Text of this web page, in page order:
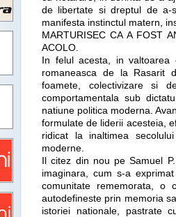
de libertate si dreptul de a-
manifesta instinctul matern,
MARTURISEC CA A FOST
ACOLO.
In felul acesta, in valtoarea
romaneasca de la Rasarit
foamete, colectivizare si
comportamentala sub
natiune politica moderna.
formulate de liderii acesteia,
ridicat la inaltimea
moderne.
Il citez din nou pe Samuel
imaginara, cum s-a
comunitate rememorata, o
autodefineste prin memoria
istoriei nationale, pastrate